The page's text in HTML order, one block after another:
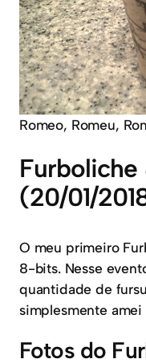
Romeo, Romeu,
Furboliche
(20/01/
O meu primeiro
8-bits. Nesse
quantidade de
simplesmente
Fotos do